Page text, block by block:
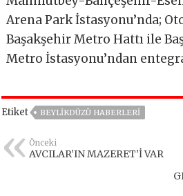
Arena Park İstasyonu’nda;
Başakşehir Metro Hattı ile
Metro İstasyonu’ndan
Etiket BEYLIKDÜZÜ HABERLERI
Önceki
AVCILAR’IN MAZERET’İ VAR